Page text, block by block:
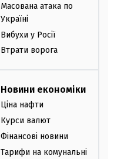
Масована атака по
Україні
Вибухи у Росії
Втрати ворога
Новини економіки
Ціна нафти
Курси валют
Фінансові новини
Тарифи на комунальні